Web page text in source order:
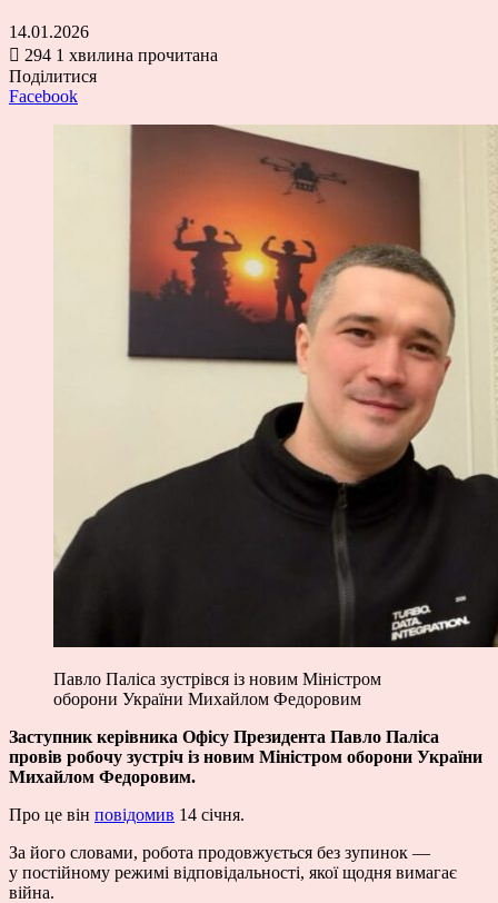
14.01.2026
294 1 хвилина прочитана
Поділитися
Facebook
Павло Паліса зустрівся із новим Міністром
оборони України Михайлом Федоровим
Заступник керівника Офісу Президента Павло Паліса
провів робочу зустріч із новим Міністром оборони України
Михайлом Федоровим.
Про це він повідомив 14 січня.
За його словами, робота продовжується без зупинок —
у постійному режимі відповідальності, якої щодня вимагає
війна.